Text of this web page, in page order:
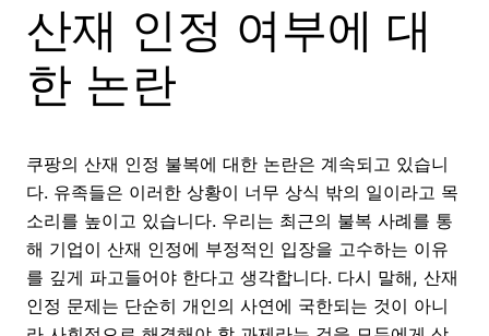
산재 인정 여부에 대
한 논란
쿠팡의 산재 인정 불복에 대한 논란은 계속되고 있습니
다. 유족들은 이러한 상황이 너무 상식 밖의 일이라고 목
소리를 높이고 있습니다. 우리는 최근의 불복 사례를 통
해 기업이 산재 인정에 부정적인 입장을 고수하는 이유
를 깊게 파고들어야 한다고 생각합니다. 다시 말해, 산재
인정 문제는 단순히 개인의 사연에 국한되는 것이 아니